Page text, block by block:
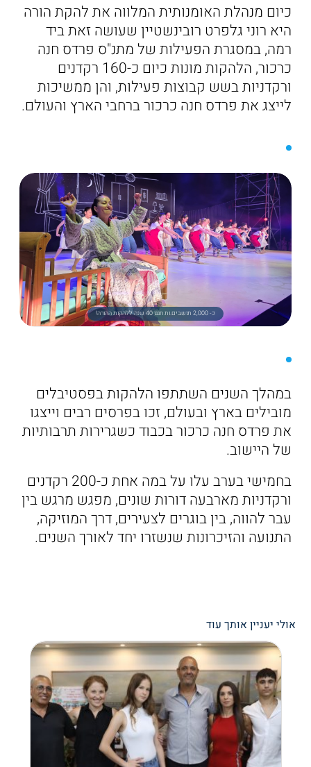
כיום מנהלת האומנותית המלווה את להקת הורה
היא רוני גלפרט רובינשטיין שעושה זאת ביד
רמה, במסגרת הפעילות של מתנ"ס פרדס חנה
כרכור, הלהקות מונות כיום כ-160 רקדנים
ורקדניות בשש קבוצות פעילות, והן ממשיכות
לייצג את פרדס חנה כרכור ברחבי הארץ והעולם.
כ- 2,000 תושבים.ות חגגו 40 שנה ללהקות ההורה!
במהלך השנים השתתפו הלהקות בפסטיבלים
מובילים בארץ ובעולם, זכו בפרסים רבים וייצגו
את פרדס חנה כרכור בכבוד כשגרירות תרבותיות
של היישוב.
בחמישי בערב עלו על במה אחת כ-200 רקדנים
ורקדניות מארבעה דורות שונים, מפגש מרגש בין
עבר להווה, בין בוגרים לצעירים, דרך המוזיקה,
התנועה והזיכרונות שנשזרו יחד לאורך השנים.
אולי יעניין אותך עוד